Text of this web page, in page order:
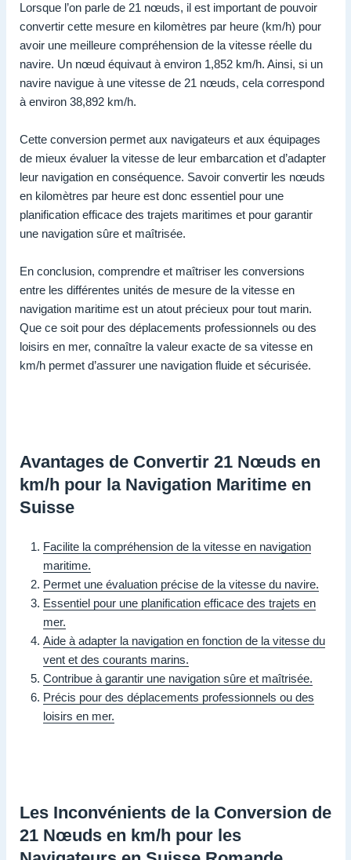
Lorsque l’on parle de 21 nœuds, il est important de pouvoir
convertir cette mesure en kilomètres par heure (km/h) pour
avoir une meilleure compréhension de la vitesse réelle du
navire. Un nœud équivaut à environ 1,852 km/h. Ainsi, si un
navire navigue à une vitesse de 21 nœuds, cela correspond
à environ 38,892 km/h.
Cette conversion permet aux navigateurs et aux équipages
de mieux évaluer la vitesse de leur embarcation et d’adapter
leur navigation en conséquence. Savoir convertir les nœuds
en kilomètres par heure est donc essentiel pour une
planification efficace des trajets maritimes et pour garantir
une navigation sûre et maîtrisée.
En conclusion, comprendre et maîtriser les conversions
entre les différentes unités de mesure de la vitesse en
navigation maritime est un atout précieux pour tout marin.
Que ce soit pour des déplacements professionnels ou des
loisirs en mer, connaître la valeur exacte de sa vitesse en
km/h permet d’assurer une navigation fluide et sécurisée.
Avantages de Convertir 21 Nœuds en
km/h pour la Navigation Maritime en
Suisse
Facilite la compréhension de la vitesse en navigation
maritime.
Permet une évaluation précise de la vitesse du navire.
Essentiel pour une planification efficace des trajets en
mer.
Aide à adapter la navigation en fonction de la vitesse du
vent et des courants marins.
Contribue à garantir une navigation sûre et maîtrisée.
Précis pour des déplacements professionnels ou des
loisirs en mer.
Les Inconvénients de la Conversion de
21 Nœuds en km/h pour les